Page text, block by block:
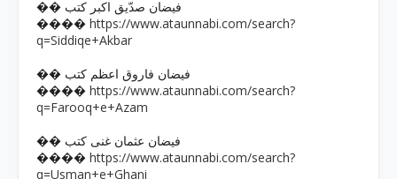
�� فیضان صدّیق اکبر کتب
���� https://www.ataunnabi.com/search?
q=Siddiqe+Akbar
�� فیضان فاروق اعظم کتب
���� https://www.ataunnabi.com/search?
q=Farooq+e+Azam
�� فیضان عثمان غنی کتب
���� https://www.ataunnabi.com/search?
q=Usman+e+Ghani